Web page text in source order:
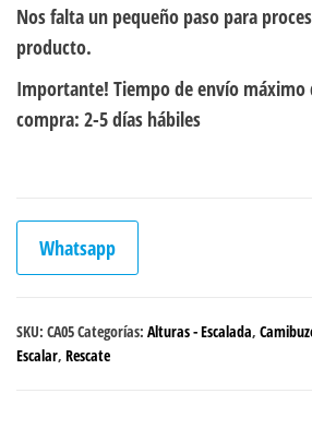
Nos falta un pequeño paso para
producto.
Importante! Tiempo de envío máximo
compra: 2-5 días hábiles
Whatsapp
SKU: CA05Categorías: Alturas - Escalada,
Escalar, Rescate